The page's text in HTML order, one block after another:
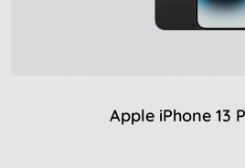
Apple iPhone 13